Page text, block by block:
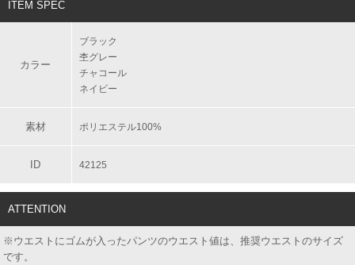
ITEM SPEC
カラー
ブラック
杢グレー
チャコール
ネイビー
素材 ポリエステル100%
ID 42125
ATTENTION
※ウエストにゴムが入ったパンツのウエスト値は、推奨ウエストのサイズ
です。